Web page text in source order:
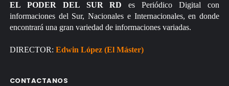
EL PODER DEL SUR RD es Periódico Digital con
informaciones del Sur, Nacionales e Internacionales, en donde
encontrará una gran variedad de informaciones variadas.
DIRECTOR: Edwin López (El Máster)
CONTACTANOS